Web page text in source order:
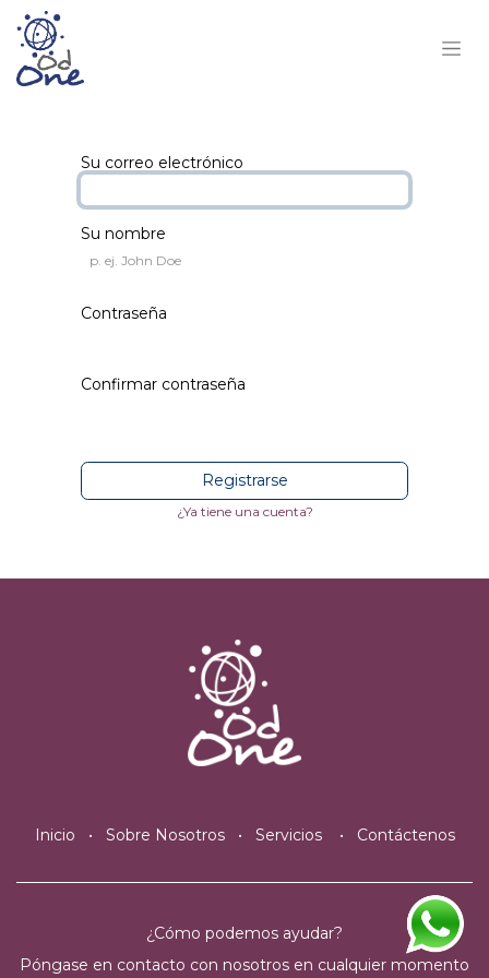
Su correo electrónico
Su nombre
Contraseña
Confirmar contraseña
Registrarse
¿Ya tiene una cuenta?
Inicio • Sobre Nosotros • Servicios • Contáctenos
¿Cómo podemos ayudar?
Póngase en contacto con nosotros en cualquier momento